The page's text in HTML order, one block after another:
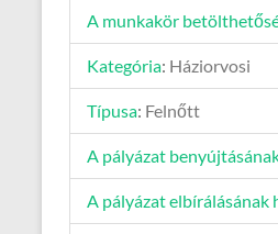
A munkakör
Kategória: Háziorvosi
Típusa: Felnőtt
A pályázat
A pályázat elbírálásának